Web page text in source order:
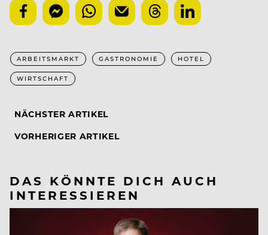
ARBEITSMARKT GASTRONOMIE HOTEL
WIRTSCHAFT
NÄCHSTER ARTIKEL
VORHERIGER ARTIKEL
DAS KÖNNTE DICH AUCH
INTERESSIEREN